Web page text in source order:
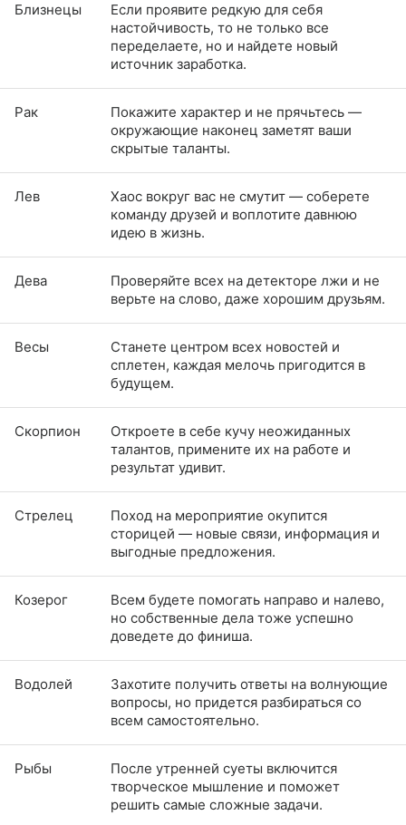
Близнецы
Если проявите редкую для себя
настойчивость, то не только все
переделаете, но и найдете новый
источник заработка.
Рак
Покажите характер и не прячьтесь —
окружающие наконец заметят ваши
скрытые таланты.
Лев
Хаос вокруг вас не смутит — соберете
команду друзей и воплотите давнюю
идею в жизнь.
Дева
Проверяйте всех на детекторе лжи и не
верьте на слово, даже хорошим друзьям.
Весы
Станете центром всех новостей и
сплетен, каждая мелочь пригодится в
будущем.
Скорпион
Откроете в себе кучу неожиданных
талантов, примените их на работе и
результат удивит.
Стрелец
Поход на мероприятие окупится
сторицей — новые связи, информация и
выгодные предложения.
Козерог
Всем будете помогать направо и налево,
но собственные дела тоже успешно
доведете до финиша.
Водолей
Захотите получить ответы на волнующие
вопросы, но придется разбираться со
всем самостоятельно.
Рыбы
После утренней суеты включится
творческое мышление и поможет
решить самые сложные задачи.